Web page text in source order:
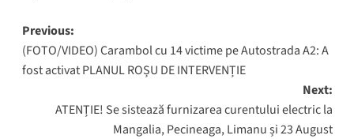
Post
navigation
Previous:
(FOTO/VIDEO) Carambol cu 14 victime pe Autostrada A2: A
fost activat PLANUL ROȘU DE INTERVENȚIE
Next:
ATENȚIE! Se sistează furnizarea curentului electric la
Mangalia, Pecineaga, Limanu și 23 August